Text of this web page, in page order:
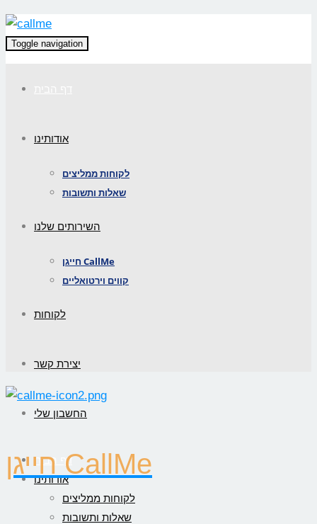
Toggle navigation
אודותינו
לקוחות ממליצים
שאלות ותשובות
השירותים שלנו
חייגן CallMe
קווים וירטואליים
לקוחות
יצירת קשר
החשבון שלי
דף הבית
אודותינו
לקוחות ממליצים
שאלות ותשובות
חייגן CallMe